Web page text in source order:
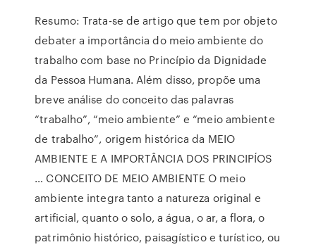
Resumo: Trata-se de artigo que tem por objeto
debater a importância do meio ambiente do
trabalho com base no Princípio da Dignidade
da Pessoa Humana. Além disso, propõe uma
breve análise do conceito das palavras
“trabalho”, “meio ambiente” e “meio ambiente
de trabalho”, origem histórica da MEIO
AMBIENTE E A IMPORTÂNCIA DOS PRINCIPÍOS
… CONCEITO DE MEIO AMBIENTE O meio
ambiente integra tanto a natureza original e
artificial, quanto o solo, a água, o ar, a flora, o
patrimônio histórico, paisagístico e turístico, ou